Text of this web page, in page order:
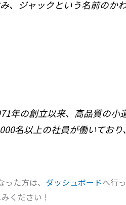
、ジャックという名前の
年の創立以来、高品質の
名以上の社員が働いてお
た方は、 ダッシュボードへ行
ください !